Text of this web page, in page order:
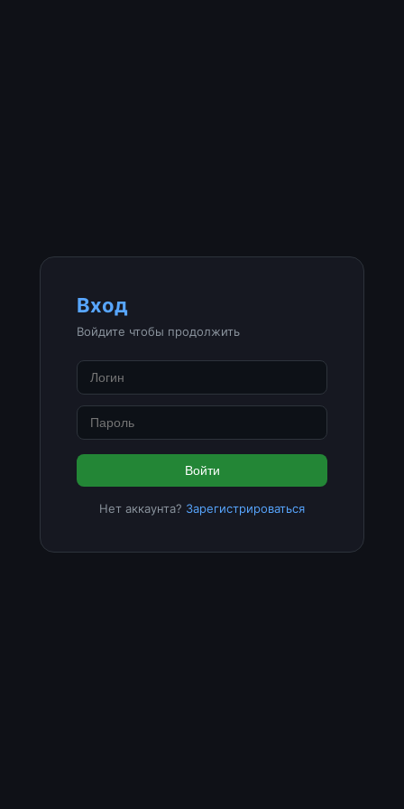
Вход
Войдите чтобы продолжить
Войти
Нет аккаунта? Зарегистрироваться